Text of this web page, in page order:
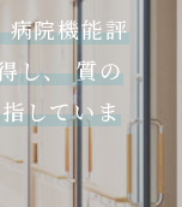
病院機能評
し、 質の
していま